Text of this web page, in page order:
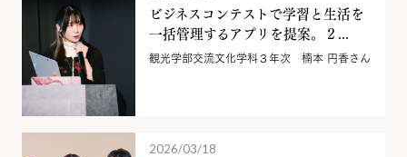
ビジネスコンテストで学習と生活を
一括管理するアプリを提案。２...
観光学部交流文化学科３年次 楠本 円香さん
2026/03/18